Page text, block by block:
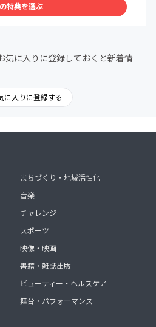
特典を選ぶ
気に入りに登録しておくと新着情
に入りに登録する
まちづくり・地域活性化
音楽
チャレンジ
スポーツ
映像・映画
書籍・雑誌出版
ビューティー・ヘルスケア
舞台・パフォーマンス